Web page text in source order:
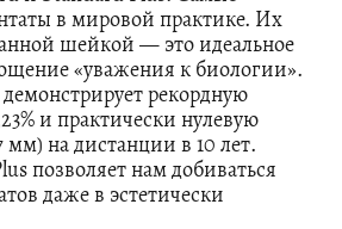
в мировой практике. Их
шейкой — это идеальное
«уважения к биологии».
рекордную
и практически нулевую
мм) на дистанции в 10 лет.
позволяет нам добиваться
даже в эстетически